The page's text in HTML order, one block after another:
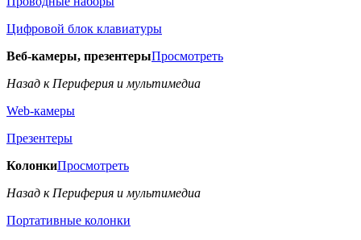
Цифровой блок клавиатуры
Веб-камеры, презентерыПросмотреть
Назад к Периферия и мультимедиа
Web-камеры
Презентеры
КолонкиПросмотреть
Назад к Периферия и мультимедиа
Портативные колонки